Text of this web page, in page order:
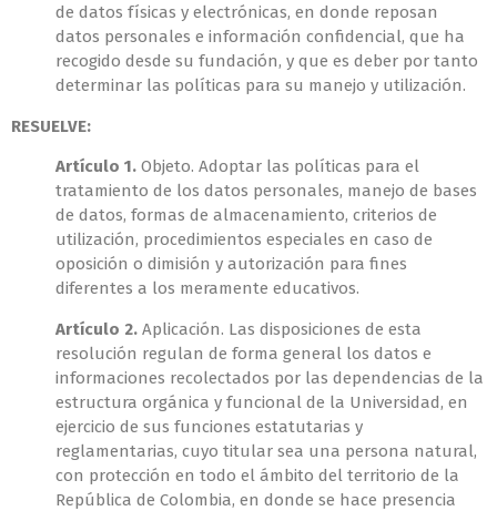
de datos físicas y electrónicas, en donde reposan
datos personales e información confidencial, que ha
recogido desde su fundación, y que es deber por tanto
determinar las políticas para su manejo y utilización.
RESUELVE:
Artículo 1. Objeto. Adoptar las políticas para el
tratamiento de los datos personales, manejo de bases
de datos, formas de almacenamiento, criterios de
utilización, procedimientos especiales en caso de
oposición o dimisión y autorización para fines
diferentes a los meramente educativos.
Artículo 2. Aplicación. Las disposiciones de esta
resolución regulan de forma general los datos e
informaciones recolectados por las dependencias de la
estructura orgánica y funcional de la Universidad, en
ejercicio de sus funciones estatutarias y
reglamentarias, cuyo titular sea una persona natural,
con protección en todo el ámbito del territorio de la
República de Colombia, en donde se hace presencia